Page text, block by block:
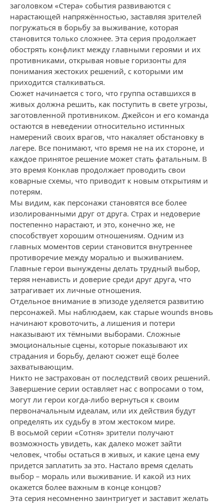
заголовком «Стера» события развиваются с
нарастающей напряжённостью, заставляя зрителей
погружаться в борьбу за выживание, которая
становится только сложнее. Эта серия продолжает
обострять конфликт между главными героями и их
противниками, открывая новые горизонты для
понимания жестоких решений, с которыми им
приходится сталкиваться.
Сюжет начинается с того, что группа оставшихся в
живых должна решить, как поступить в свете угрозы,
заготовленной противником. Джейсон и его команда
остаются в неведении относительно истинных
намерений своих врагов, что накаляет обстановку в
лагере. Все понимают, что время не на их стороне, и
каждое принятое решение может стать фатальным. В
это время Конклав продолжает проводить свои
коварные схемы, что приводит к новым открытиям и
потерям.
Мы видим, как персонажи становятся все более
изолированными друг от друга. Страх и недоверие
постепенно нарастают, и это, конечно же, не
способствует хорошим отношениям. Одним из
главных моментов серии становится внутреннее
противоречие между моралью и выживанием.
Главные герои вынуждены делать трудный выбор,
теряя ненависть и доверие среди друг друга, что
затрагивает их личные отношения.
Отдельное внимание в эпизоде уделяется развитию
персонажей. Мы наблюдаем, как старые wounds вновь
начинают кровоточить, а лишения и потери
наказывают их тёмными выборами. Сложные
эмоциональные сцены, которые показывают их
страдания и борьбу, делают сюжет ещё более
захватывающим.
Никто не застрахован от последствий своих решений.
Завершение серии оставляет нас с вопросами о том,
могут ли герои когда-либо вернуться к своим
первоначальным идеалам, или их действия будут
определять их судьбу в этом жестоком мире.
В восьмой серии «Сотня» зрители получают
возможность увидеть, как далеко может зайти
человек, чтобы остаться в живых, и какие цена ему
придется заплатить за это. Настало время сделать
выбор – мораль или выживание. И какой из них
окажется более важным в конце концов?
Эта серия несомненно заинтригует и заставит желать